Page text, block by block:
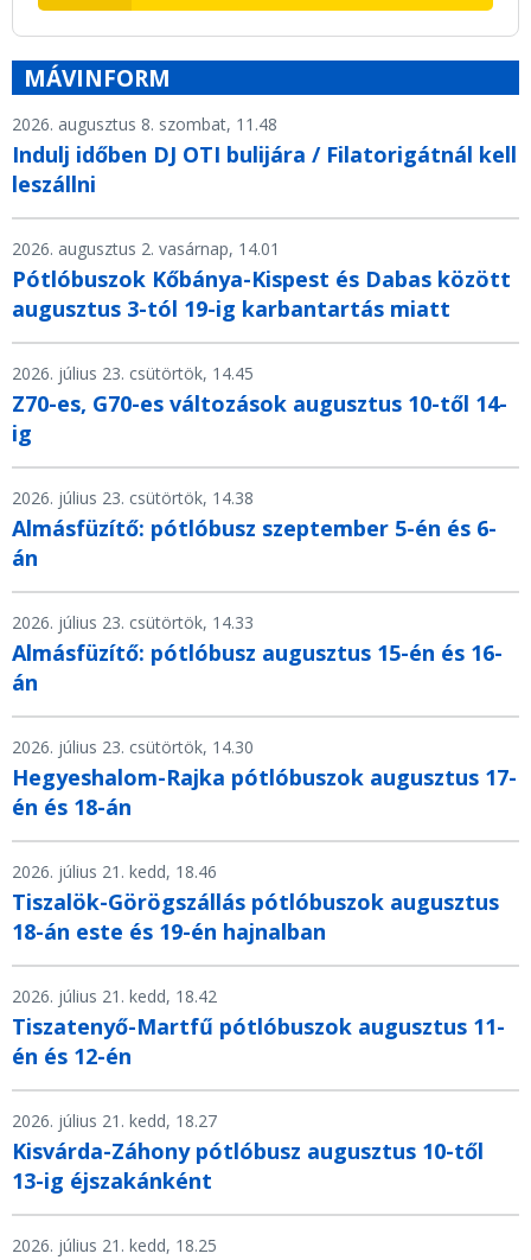
MÁVINFORM
2026. augusztus 8. szombat, 11.48
Indulj időben DJ OTI bulijára / Filatorigátnál kell
leszállni
2026. augusztus 2. vasárnap, 14.01
Pótlóbuszok Kőbánya-Kispest és Dabas között
augusztus 3-tól 19-ig karbantartás miatt
2026. július 23. csütörtök, 14.45
Z70-es, G70-es változások augusztus 10-től 14-
ig
2026. július 23. csütörtök, 14.38
Almásfüzítő: pótlóbusz szeptember 5-én és 6-
án
2026. július 23. csütörtök, 14.33
Almásfüzítő: pótlóbusz augusztus 15-én és 16-
án
2026. július 23. csütörtök, 14.30
Hegyeshalom-Rajka pótlóbuszok augusztus 17-
én és 18-án
2026. július 21. kedd, 18.46
Tiszalök-Görögszállás pótlóbuszok augusztus
18-án este és 19-én hajnalban
2026. július 21. kedd, 18.42
Tiszatenyő-Martfű pótlóbuszok augusztus 11-
én és 12-én
2026. július 21. kedd, 18.27
Kisvárda-Záhony pótlóbusz augusztus 10-től
13-ig éjszakánként
2026. július 21. kedd, 18.25